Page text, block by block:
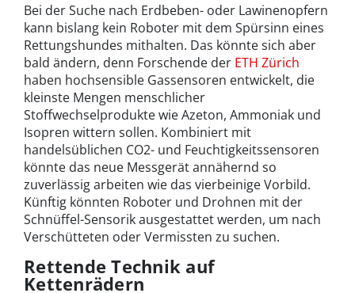
Bei der Suche nach Erdbeben- oder Lawinenopfern
kann bislang kein Roboter mit dem Spürsinn eines
Rettungshundes mithalten. Das könnte sich aber
bald ändern, denn Forschende der ETH Zürich
haben hochsensible Gassensoren entwickelt, die
kleinste Mengen menschlicher
Stoffwechselprodukte wie Azeton, Ammoniak und
Isopren wittern sollen. Kombiniert mit
handelsüblichen CO2- und Feuchtigkeitssensoren
könnte das neue Messgerät annähernd so
zuverlässig arbeiten wie das vierbeinige Vorbild.
Künftig könnten Roboter und Drohnen mit der
Schnüffel-Sensorik ausgestattet werden, um nach
Verschütteten oder Vermissten zu suchen.
Rettende Technik auf
Kettenrädern